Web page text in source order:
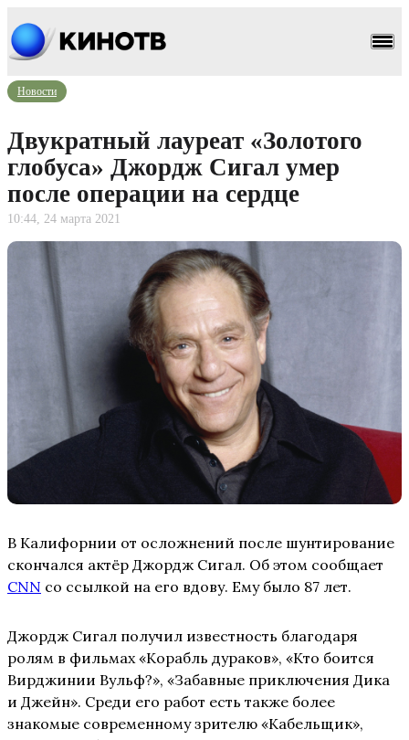
Новости
Двукратный лауреат «Золотого
глобуса» Джордж Сигал умер
после операции на сердце
10:44, 24 марта 2021
В Калифорнии от осложнений после шунтирование
скончался актёр Джордж Сигал. Об этом сообщает
CNN со ссылкой на его вдову. Ему было 87 лет.
Джордж Сигал получил известность благодаря
ролям в фильмах «Корабль дураков», «Кто боится
Вирджинии Вульф?», «Забавные приключения Дика
и Джейн». Среди его работ есть также более
знакомые современному зрителю «Кабельщик»,